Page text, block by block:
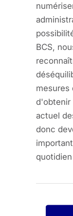
BCS,
mesures
d'obtenir
actuel
donc